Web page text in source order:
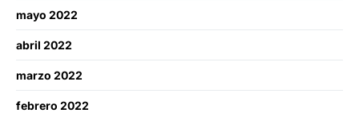
mayo 2022
abril 2022
marzo 2022
febrero 2022